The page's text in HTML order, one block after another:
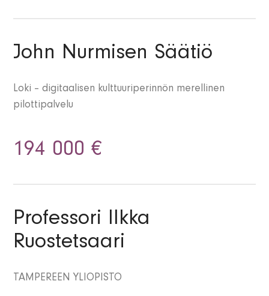
John Nurmisen Säätiö
Loki – digitaalisen kulttuuriperinnön merellinen
pilottipalvelu
194 000 €
Professori Ilkka
Ruostetsaari
TAMPEREEN YLIOPISTO